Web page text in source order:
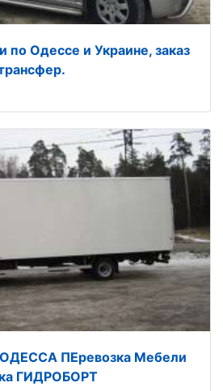
по Одессе и Украине, заказ
ОДЕССА ПЕревозка Мебели
ГИДРОБОРТ